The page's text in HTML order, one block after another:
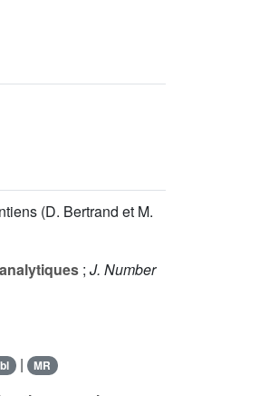
(D. Bertrand et M.
; J. Number
| MR